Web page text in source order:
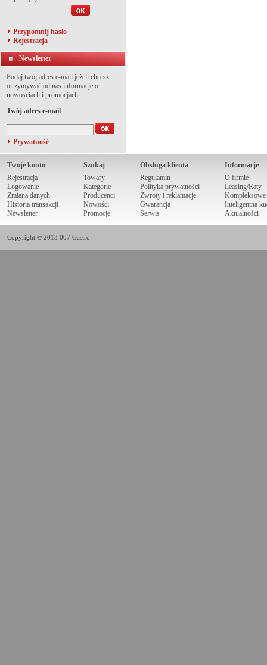
Przypomnij hasło
Rejestracja
Newsletter
Podaj twój adres e-mail jeżeli chcesz
otrzymywać od nas informacje o
nowościach i promocjach
Twój adres e-mail
Prywatność
Twoje konto
Rejestracja
Logowanie
Zmiana danych
Historia transakcji
Newsletter
Szukaj
Towary
Kategorie
Producenci
Nowości
Promocje
Obsługa klienta
Regulamin
Polityka prywatności
Zwroty i reklamacje
Gwarancja
Serwis
Informacje
O firmie
Leasing/Raty
Kompleksowe
Inteligentna
Aktualności
Copyright © 2013 007 Gastro